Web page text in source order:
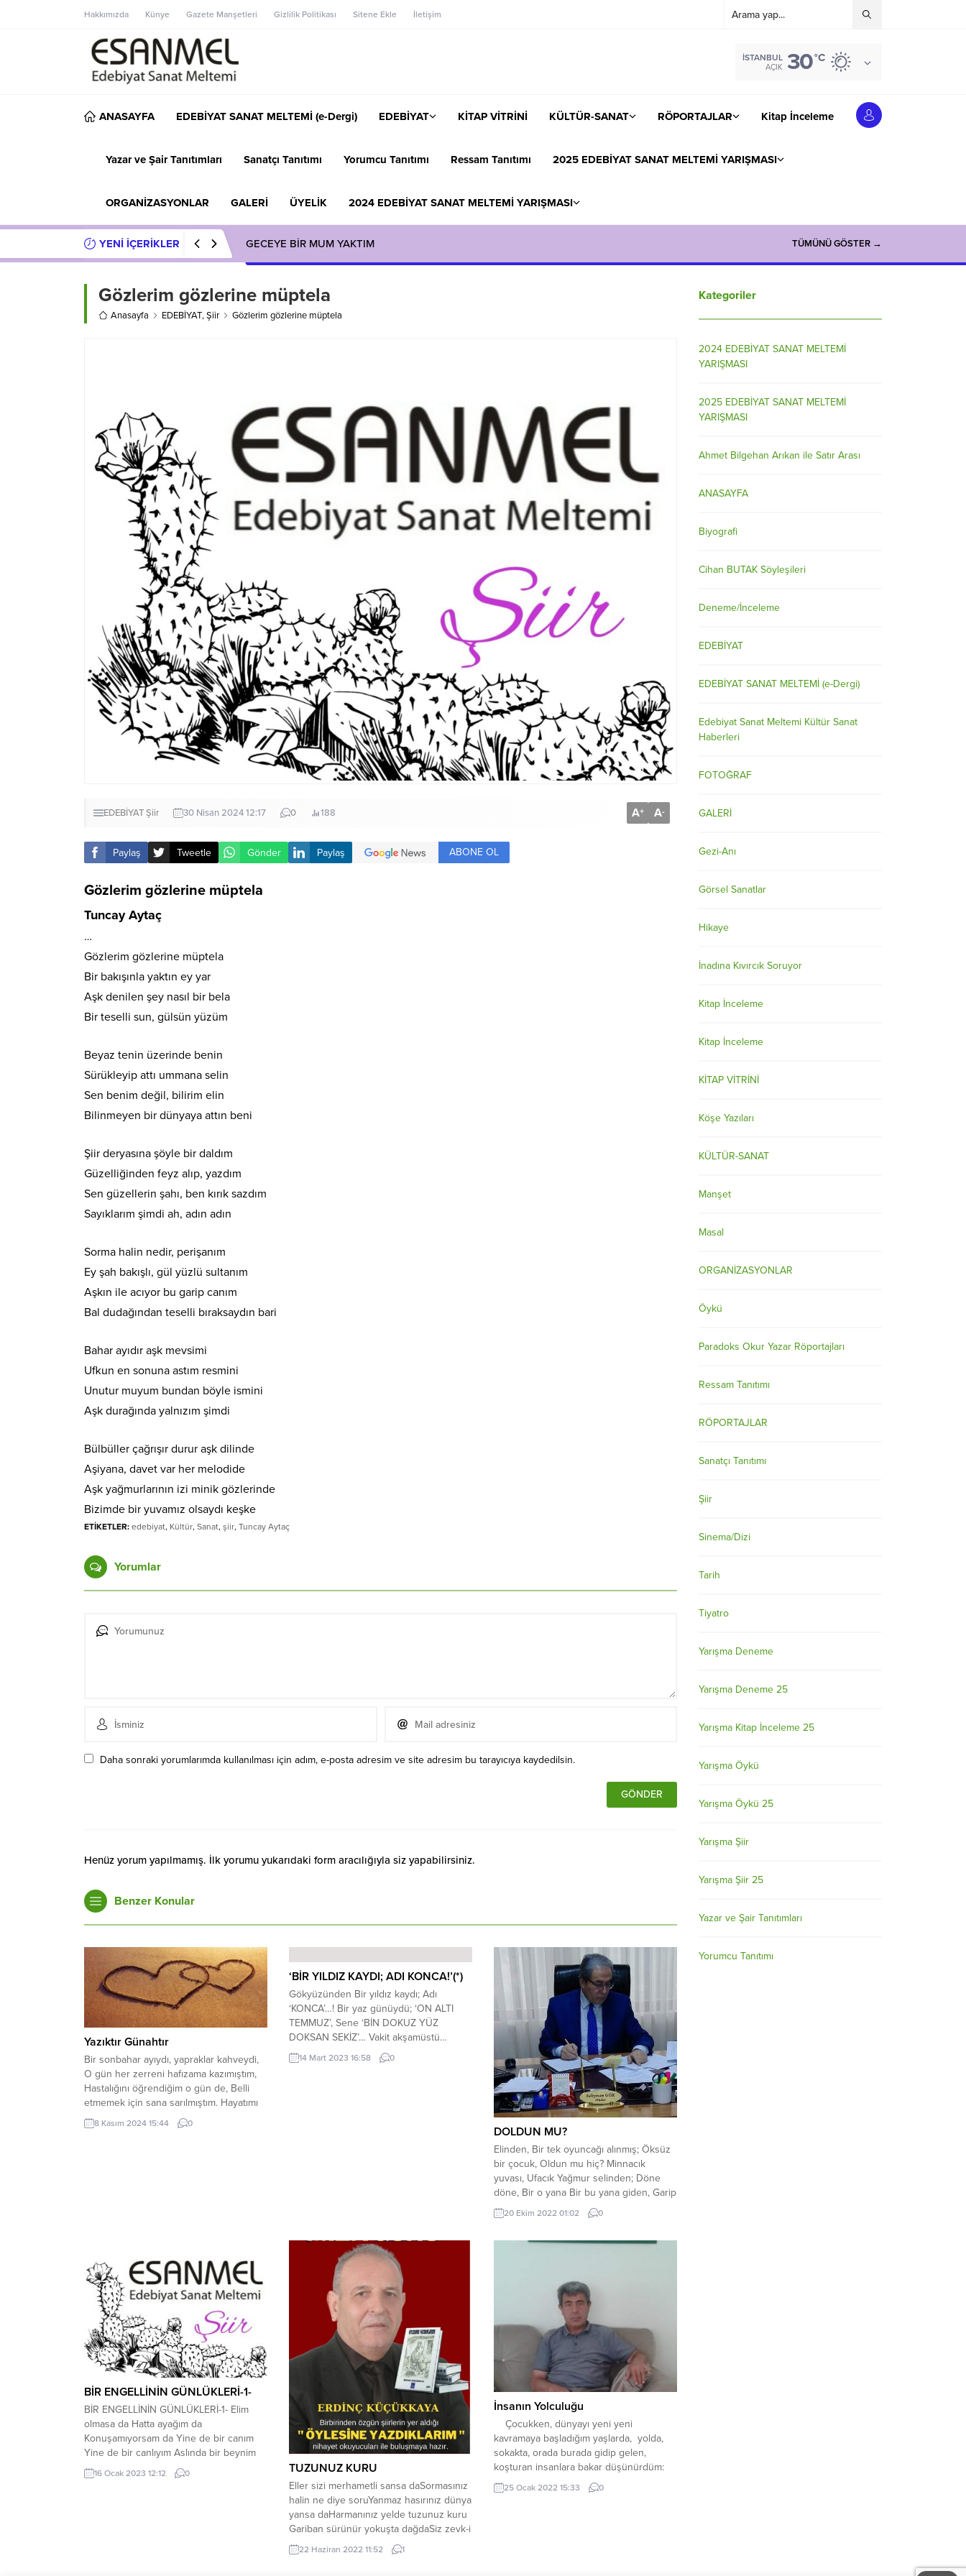
Hakkımızda Künye Gazete Manşetleri Gizlilik Politikası Sitene Ekle İletişim
İSTANBUL
AÇIK 30°C
ANASAYFA EDEBİYAT SANAT MELTEMİ (e-Dergi) EDEBİYAT KİTAP VİTRİNİ KÜLTÜR-SANAT RÖPORTAJLAR Kitap İnceleme
Yazar ve Şair Tanıtımları Sanatçı Tanıtımı Yorumcu Tanıtımı Ressam Tanıtımı 2025 EDEBİYAT SANAT MELTEMİ YARIŞMASI
ORGANİZASYONLAR GALERİ ÜYELİK 2024 EDEBİYAT SANAT MELTEMİ YARIŞMASI
YENİ İÇERİKLER GECEYE BİR MUM YAKTIM TÜMÜNÜ GÖSTER →
Gözlerim gözlerine müptela
Anasayfa EDEBİYAT,Şiir Gözlerim gözlerine müptela
EDEBİYATŞiir 30 Nisan 2024 12:17 0 188 A+ A-
Paylaş Tweetle Gönder Paylaş ABONE OL
Gözlerim gözlerine müptela
Tuncay Aytaç
…
Gözlerim gözlerine müptela
Bir bakışınla yaktın ey yar
Aşk denilen şey nasıl bir bela
Bir teselli sun, gülsün yüzüm
Beyaz tenin üzerinde benin
Sürükleyip attı ummana selin
Sen benim değil, bilirim elin
Bilinmeyen bir dünyaya attın beni
Şiir deryasına şöyle bir daldım
Güzelliğinden feyz alıp, yazdım
Sen güzellerin şahı, ben kırık sazdım
Sayıklarım şimdi ah, adın adın
Sorma halin nedir, perişanım
Ey şah bakışlı, gül yüzlü sultanım
Aşkın ile acıyor bu garip canım
Bal dudağından teselli bıraksaydın bari
Bahar ayıdır aşk mevsimi
Ufkun en sonuna astım resmini
Unutur muyum bundan böyle ismini
Aşk durağında yalnızım şimdi
Bülbüller çağrışır durur aşk dilinde
Aşiyana, davet var her melodide
Aşk yağmurlarının izi minik gözlerinde
Bizimde bir yuvamız olsaydı keşke
ETİKETLER: edebiyat, Kültür, Sanat, şiir, Tuncay Aytaç
Yorumlar
Daha sonraki yorumlarımda kullanılması için adım, e-posta adresim ve site adresim bu tarayıcıya kaydedilsin.
Henüz yorum yapılmamış. İlk yorumu yukarıdaki form aracılığıyla siz yapabilirsiniz.
Benzer Konular
Yazıktır Günahtır
Bir sonbahar ayıydı, yapraklar kahveydi,
O gün her zerreni hafızama kazımıştım,
Hastalığını öğrendiğim o gün de, Belli
etmemek için sana sarılmıştım. Hayatımı
iyi etmek için neler yapmıştın, Zar zor
sevsem de seni, şimdi canımdın, Nasıl
8 Kasım 2024 15:44 0
‘BİR YILDIZ KAYDI; ADI KONCA!’(*)
Gökyüzünden Bir yıldız kaydı; Adı
‘KONCA’…! Bir yaz günüydü; ‘ON ALTI
TEMMUZ’, Sene ‘BİN DOKUZ YÜZ
DOKSAN SEKİZ’… Vakit akşamüstü…
Kopardılar yuvasından, O şehr-i
Mersin’den; Yanındayken birlikte eşiyle,
14 Mart 2023 16:58 0
DOLDUN MU?
Elinden, Bir tek oyuncağı alınmış; Öksüz
bir çocuk, Oldun mu hiç? Minnacık
yuvası, Ufacık Yağmur selinden; Döne
döne, Bir o yana Bir bu yana giden, Garip
bir kuş?… Dilinden, Ağıdı Türküsü,
Hoyratı alınmış; Bilmesin Söylemesin,
20 Ekim 2022 01:02 0
BİR ENGELLİNİN GÜNLÜKLERİ-1-
BİR ENGELLİNİN GÜNLÜKLERİ-1- Elim
olmasa da Hatta ayağım da
Konuşamıyorsam da Yine de bir canım
Yine de bir canlıyım Aslında bir beynim
var benim Bir de koskocaman yüreğim..
Beynimi bindirdim Zümrüd-ü Anka’ya
16 Ocak 2023 12:12 0 TUZUNUZ KURU
Eller sizi merhametli sansa daSormasınız
halin ne diye soruYanmaz hasırınız dünya
yansa daHarmanınız yelde tuzunuz kuru
Gariban sürünür yokuşta dağdaSiz zevk-i
sefada bahçede bağdaBollukta durur bir
eliniz bir eliniz yağdaBir eliniz balda
22 Haziran 2022 11:52 1
İnsanın Yolculuğu
Çocukken, dünyayı yeni yeni
kavramaya başladığım yaşlarda, yolda,
sokakta, orada burada gidip gelen,
koşturan insanlara bakar düşünürdüm:
Nereye gidiyor bunlar?.. Bu telaş nedir?..
Kimi kaygılı, kimi kararlı, mutlu, gamlı
25 Ocak 2022 15:33 0
Kategoriler
2024 EDEBİYAT SANAT MELTEMİ
YARIŞMASI
2025 EDEBİYAT SANAT MELTEMİ
YARIŞMASI
Ahmet Bilgehan Arıkan ile Satır Arası
ANASAYFA
Biyografi
Cihan BUTAK Söyleşileri
Deneme/İnceleme
EDEBİYAT
EDEBİYAT SANAT MELTEMİ (e-Dergi)
Edebiyat Sanat Meltemi Kültür Sanat
Haberleri
FOTOĞRAF
GALERİ
Gezi-Anı
Görsel Sanatlar
Hikaye
İnadına Kıvırcık Soruyor
Kitap İnceleme
Kitap İnceleme
KİTAP VİTRİNİ
Köşe Yazıları
KÜLTÜR-SANAT
Manşet
Masal
ORGANİZASYONLAR
Öykü
Paradoks Okur Yazar Röportajları
Ressam Tanıtımı
RÖPORTAJLAR
Sanatçı Tanıtımı
Şiir
Sinema/Dizi
Tarih
Tiyatro
Yarışma Deneme
Yarışma Deneme 25
Yarışma Kitap İnceleme 25
Yarışma Öykü
Yarışma Öykü 25
Yarışma Şiir
Yarışma Şiir 25
Yazar ve Şair Tanıtımları
Yorumcu Tanıtımı